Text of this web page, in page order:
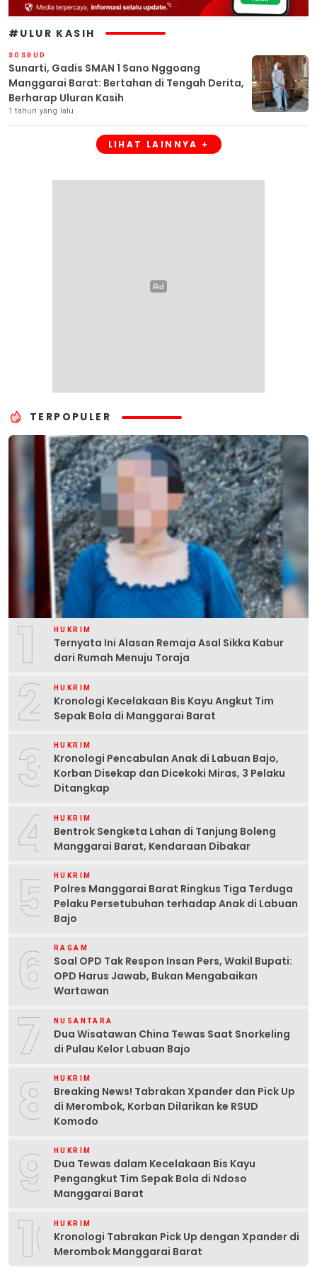
#ULUR KASIH
SOSBUD
Sunarti, Gadis SMAN 1 Sano Nggoang
Manggarai Barat: Bertahan di Tengah Derita,
Berharap Uluran Kasih
1 tahun yang lalu
LIHAT LAINNYA +
TERPOPULER
1 HUKRIM
Ternyata Ini Alasan Remaja Asal Sikka Kabur
dari Rumah Menuju Toraja
2 HUKRIM
Kronologi Kecelakaan Bis Kayu Angkut Tim
Sepak Bola di Manggarai Barat
3 HUKRIM
Kronologi Pencabulan Anak di Labuan Bajo,
Korban Disekap dan Dicekoki Miras, 3 Pelaku
Ditangkap
4 HUKRIM
Bentrok Sengketa Lahan di Tanjung Boleng
Manggarai Barat, Kendaraan Dibakar
5 HUKRIM
Polres Manggarai Barat Ringkus Tiga Terduga
Pelaku Persetubuhan terhadap Anak di Labuan
Bajo
6 RAGAM
Soal OPD Tak Respon Insan Pers, Wakil Bupati:
OPD Harus Jawab, Bukan Mengabaikan
Wartawan
7 NUSANTARA
Dua Wisatawan China Tewas Saat Snorkeling
di Pulau Kelor Labuan Bajo
8 HUKRIM
Breaking News! Tabrakan Xpander dan Pick Up
di Merombok, Korban Dilarikan ke RSUD
Komodo
9 HUKRIM
Dua Tewas dalam Kecelakaan Bis Kayu
Pengangkut Tim Sepak Bola di Ndoso
Manggarai Barat
10HUKRIM
Kronologi Tabrakan Pick Up dengan Xpander di
Merombok Manggarai Barat